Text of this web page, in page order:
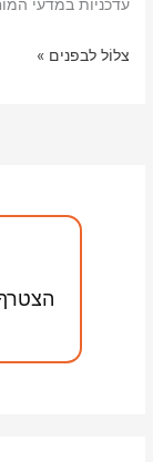
l
s
עדכניות במדעי
חיזוק
צלוֹל לבפנים »